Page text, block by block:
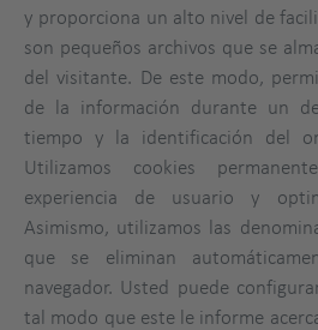
y proporciona un alto nivel de
son pequeños archivos que se
del visitante. De este modo,
de la información durante un
tiempo y la identificación del
Utilizamos cookies
experiencia de usuario y
Asimismo, utilizamos las
que se eliminan
navegador. Usted puede
tal modo que este le informe